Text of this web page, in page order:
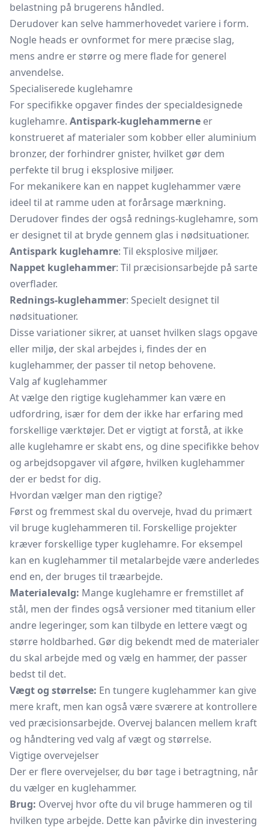
belastning på brugerens håndled.
Derudover kan selve hammerhovedet variere i form.
Nogle heads er ovnformet for mere præcise slag,
mens andre er større og mere flade for generel
anvendelse.
Specialiserede kuglehamre
For specifikke opgaver findes der specialdesignede
kuglehamre. Antispark-kuglehammerne er
konstrueret af materialer som kobber eller aluminium
bronzer, der forhindrer gnister, hvilket gør dem
perfekte til brug i eksplosive miljøer.
For mekanikere kan en nappet kuglehammer være
ideel til at ramme uden at forårsage mærkning.
Derudover findes der også rednings-kuglehamre, som
er designet til at bryde gennem glas i nødsituationer.
Antispark kuglehamre: Til eksplosive miljøer.
Nappet kuglehammer: Til præcisionsarbejde på sarte
overflader.
Rednings-kuglehammer: Specielt designet til
nødsituationer.
Disse variationer sikrer, at uanset hvilken slags opgave
eller miljø, der skal arbejdes i, findes der en
kuglehammer, der passer til netop behovene.
Valg af kuglehammer
At vælge den rigtige kuglehammer kan være en
udfordring, især for dem der ikke har erfaring med
forskellige værktøjer. Det er vigtigt at forstå, at ikke
alle kuglehamre er skabt ens, og dine specifikke behov
og arbejdsopgaver vil afgøre, hvilken kuglehammer
der er bedst for dig.
Hvordan vælger man den rigtige?
Først og fremmest skal du overveje, hvad du primært
vil bruge kuglehammeren til. Forskellige projekter
kræver forskellige typer kuglehamre. For eksempel
kan en kuglehammer til metalarbejde være anderledes
end en, der bruges til træarbejde.
Materialevalg: Mange kuglehamre er fremstillet af
stål, men der findes også versioner med titanium eller
andre legeringer, som kan tilbyde en lettere vægt og
større holdbarhed. Gør dig bekendt med de materialer
du skal arbejde med og vælg en hammer, der passer
bedst til det.
Vægt og størrelse: En tungere kuglehammer kan give
mere kraft, men kan også være sværere at kontrollere
ved præcisionsarbejde. Overvej balancen mellem kraft
og håndtering ved valg af vægt og størrelse.
Vigtige overvejelser
Der er flere overvejelser, du bør tage i betragtning, når
du vælger en kuglehammer.
Brug: Overvej hvor ofte du vil bruge hammeren og til
hvilken type arbejde. Dette kan påvirke din investering